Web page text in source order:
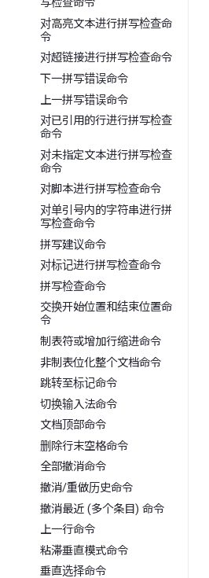
写检查命令
对高亮文本进行拼写检查命
令
对超链接进行拼写检查命令
下一拼写错误命令
上一拼写错误命令
对已引用的行进行拼写检查
命令
对未指定文本进行拼写检查
命令
对脚本进行拼写检查命令
对单引号内的字符串进行拼
写检查命令
拼写建议命令
对标记进行拼写检查命令
拼写检查命令
交换开始位置和结束位置命
令
制表符或增加行缩进命令
非制表位化整个文档命令
跳转至标记命令
切换输入法命令
文档顶部命令
删除行末空格命令
全部撤消命令
撤消/重做历史命令
撤消最近 (多个条目) 命令
上一行命令
粘滞垂直模式命令
垂直选择命令